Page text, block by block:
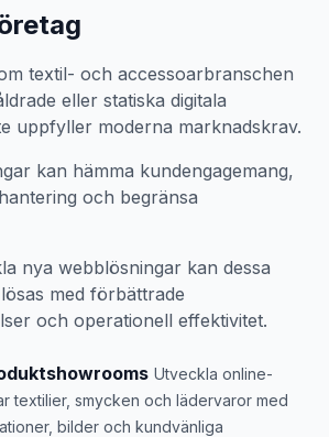
textil- och accessoarbranschen
eller statiska digitala
uppfyller moderna marknadskrav.
kan hämma kundengagemang,
och begränsa
nya webblösningar kan dessa
med förbättrade
och operationell effektivitet.
Utveckla online-
textilier, smycken och lädervaror med
bilder och kundvänliga